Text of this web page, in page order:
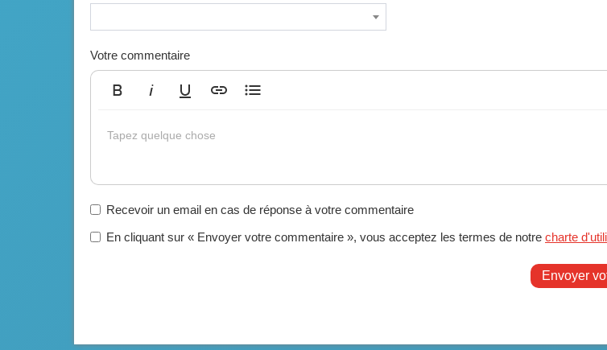
Votre commentaire
Tapez quelque chose
Recevoir un email en cas de réponse à votre commentaire
En cliquant sur « Envoyer votre commentaire », vous acceptez les termes de notre charte
Envoyer